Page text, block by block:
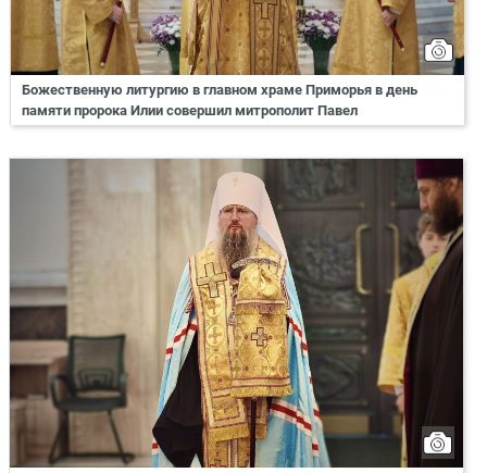
Божественную литургию в главном храме Приморья в день
памяти пророка Илии совершил митрополит Павел